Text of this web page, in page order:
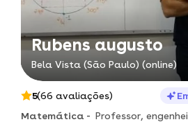
Rubens augusto
Bela Vista (São Paulo) (online)
5(66 avaliações)
Matemática - Professor,